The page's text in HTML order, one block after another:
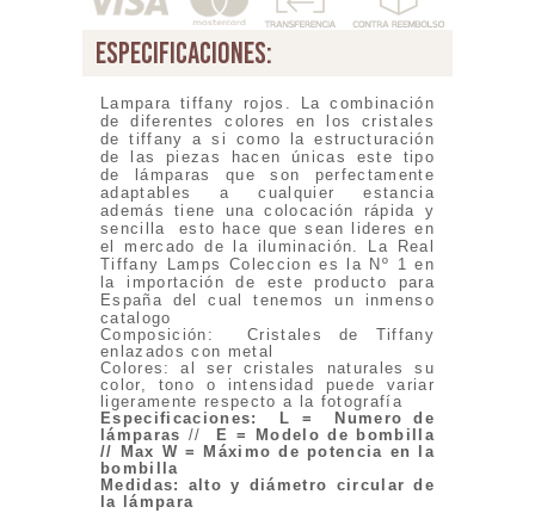
especificaciones:
Lampara tiffany rojos. La combinación
de diferentes colores en los cristales
de tiffany a si como la estructuración
de las piezas hacen únicas este tipo
de lámparas que son perfectamente
adaptables a cualquier estancia
además tiene una colocación rápida y
sencilla esto hace que sean lideres en
el mercado de la iluminación. La Real
Tiffany Lamps Coleccion es la Nº 1 en
la importación de este producto para
España del cual tenemos un inmenso
catalogo
Composición: Cristales de Tiffany
enlazados con metal
Colores: al ser cristales naturales su
color, tono o intensidad puede variar
ligeramente respecto a la fotografía
Especificaciones:
L = Numero de
lámparas//
E = Modelo de bombilla
// Max W = Máximo de potencia en la
bombilla
Medidas: alto y diámetro circular de
la lámpara